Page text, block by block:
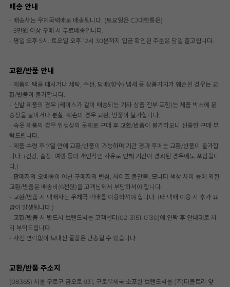
배송 안내
- 배송사는 우체국택배로 배송됩니다. (토요일은 CJ대한통운)
- 5만원 이상 구매 시 무료배송입니다.
- 평일 오후 5시, 토요일 오후 12시 30분까지 입금 확인된 주문은 당일 출고됩니다.
교환/반품 안내
- 제품의 택을 떼시거나 세탁, 수선, 담배(향수) 냄새 등 상품가치가 훼손된 경우는 교
환/반품이 불가합니다.
- 신발 제품의 경우 (케이스가 같이 배송되는 기타 상품 전부 포함)는 제품 박스에 운
송장을 붙이거나 분실, 훼손의 경우 교환, 반품이 불가합니다.
- 속옷 제품의 경우 위생상의 문제로 구매 후 교환/반품이 불가하오니 신중한 구매 부
탁드립니다.
- 제품 수령 후 7일 안에 교환/반품이 가능하며 기간 경과 후에는 교환/반품이 불가합
니다. (건강, 출장, 여행 등의 개인적인 사유로 인해 기간이 경과된 경우에도 포함됩니
다.)
- 판매자의 오배송이 아닌 구매자의 변심, 사이즈 불만족, 모니터 색상 차이 등에 의한
교환/반품은 배송비(6천원)을 고객님께서 부담하셔야 합니다.
- 교환/반품 시 택배사는 우체국 택배를 이용하셔야 합니다. (타 택배 이용 시 추가 요
금이 발생됩니다.)
- 교환/반품 시 반드시 브랜드빅몰 고객센터(02-3151-0130)에 연락 후 안내대로 처
리 부탁드립니다.
- 사전 연락없이 보내신 물품은 반송될 수 있습니다.
교환/반품 주소지
(08365) 서울 구로구 금오로 931, 구로우체국 소포실 브랜드빅몰 (주)더블트리 앞